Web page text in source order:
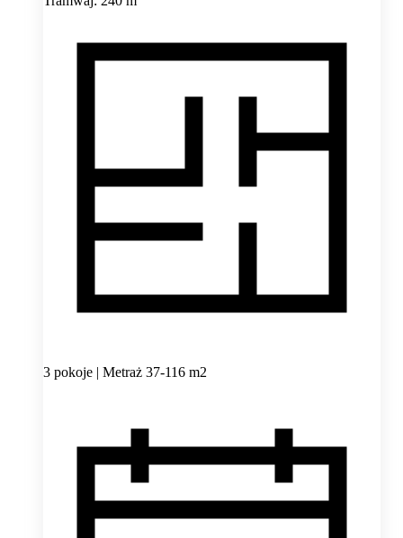
3 pokoje | Metraż 37-116 m2